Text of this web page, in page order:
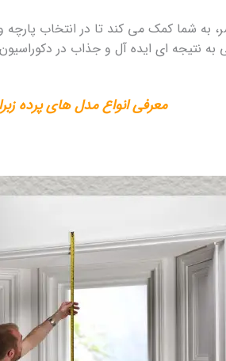
به شما کمک می‌ کند تا در انتخاب
به نتیجه‌ ای ایده‌ آل و جذاب در
معرفی انواع مدل های پرده زبرا